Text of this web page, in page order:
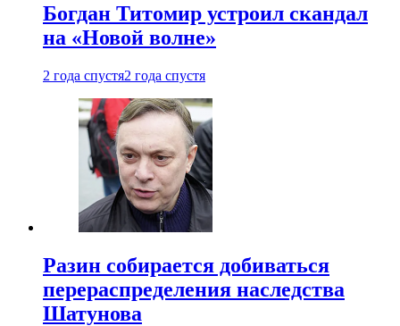
Богдан Титомир устроил скандал
на «Новой волне»
2 года спустя2 года спустя
Разин собирается добиваться
перераспределения наследства
Шатунова